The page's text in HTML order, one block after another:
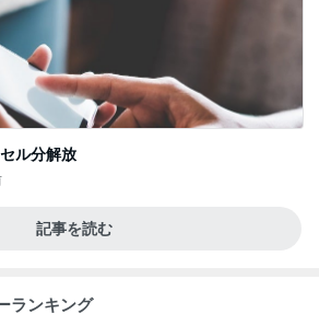
ル分解放
記事を読む
ランキング